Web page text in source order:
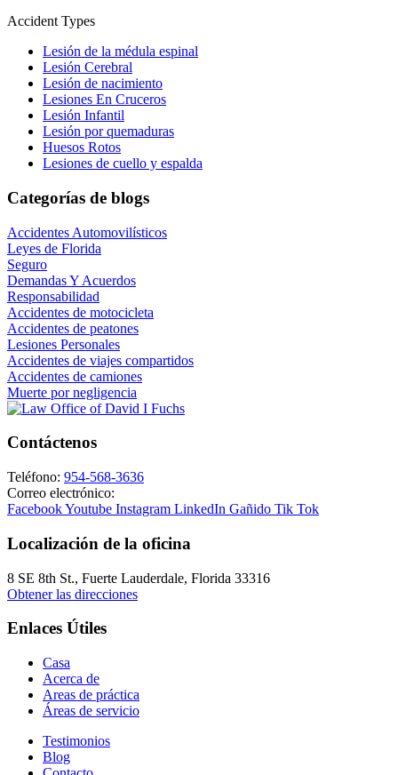
Accident Types
Lesión de la médula espinal
Lesión Cerebral
Lesión de nacimiento
Lesiones En Cruceros
Lesión Infantil
Lesión por quemaduras
Huesos Rotos
Lesiones de cuello y espalda
Categorías de blogs
Accidentes Automovilísticos
Leyes de Florida
Seguro
Demandas Y Acuerdos
Responsabilidad
Accidentes de motocicleta
Accidentes de peatones
Lesiones Personales
Accidentes de viajes compartidos
Accidentes de camiones
Muerte por negligencia
Contáctenos
Teléfono: 954-568-3636
Correo electrónico:
FacebookYoutube Instagram LinkedIn Gañido Tik Tok
Localización de la oficina
8 SE 8th St., Fuerte Lauderdale, Florida 33316
Obtener las direcciones
Enlaces Útiles
Casa
Acerca de
Areas de práctica
Áreas de servicio
Testimonios
Blog